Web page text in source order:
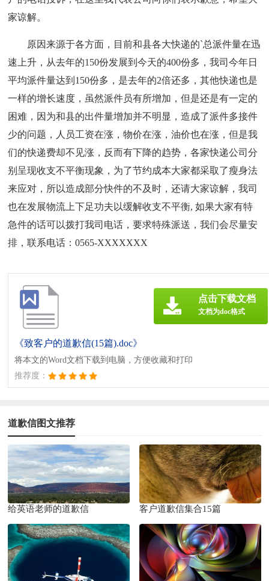
家谅解。
原因来源于各方面，目前和县各大快递的`总派件量在迅
速上升，从去年的150份发展到今天的400份多，我司今年日
平均派件量达到150份多，是去年的2倍还多，其他快递也是
一样的增长速度，虽然派件员有所增加，但是还是有一定的
困难，因为和县的出件量增加并不明显，造成了派件多接件
少的问题，人员工资在涨，物价在涨，油价也在涨，但是我
们的快递费却不见涨，反而有下降的趋势，各家快递公司分
别呈现收支不平衡现象，为了节约成本大家都采取了瘦身法
来应对，所以造成部分快件的不及时，还请大家谅解，我司
也在发展物流上下足功夫以缓解收支不平衡, 如果大家有特
急件的话可以拨打我司电话，要求特殊派送，我们会尽量安
排，联系电话：0565-XXXXXXX
《致客户的道歉信(15篇).doc》
将本文的Word文档下载到电脑，方便收藏和打印
推荐度：
点击下载文档
文档为doc格式
道歉信图文推荐
给英语老师的道歉信 客户道歉信集合15篇